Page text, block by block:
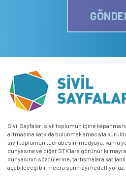
Sivil Sayfalar, sivil toplumun içine kapanma
artmasına katkıda bulunmak amacıyla
sivil toplumun tecrübesini medyaya, kamu
dünyasına ve diğer STK’lara görünür
dünyasının sözcülerine, tartışmalara
açabileceği bir mecra sunmayı hedefliyoruz.